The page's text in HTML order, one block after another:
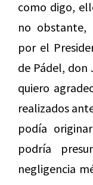
como digo,
no obstante,
por el
de Pádel, don
quiero
realizados
podía
podría
negligencia